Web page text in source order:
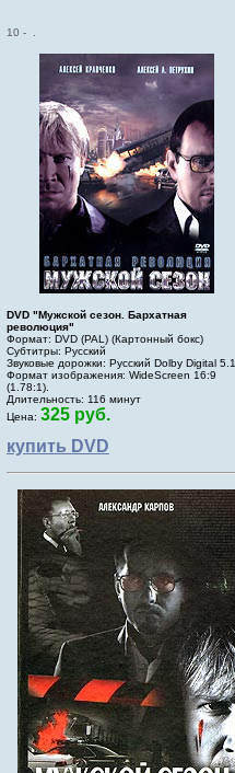
10 -
DVD "Мужской сезон. Бархатная
революция"
Формат: DVD (PAL) (Картонный бокс)
Субтитры: Русский
Звуковые дорожки: Русский Dolby Digital 5.1
Формат изображения: WideScreen 16:9
(1.78:1).
Длительность: 116 минут
Цена: 325 руб.
купить DVD